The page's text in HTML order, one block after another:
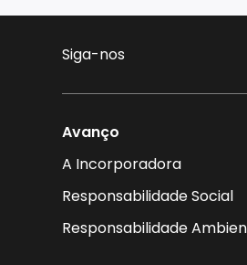
Siga-nos
Avanço
A Incorporadora
Responsabilidade Social
Responsabilidade